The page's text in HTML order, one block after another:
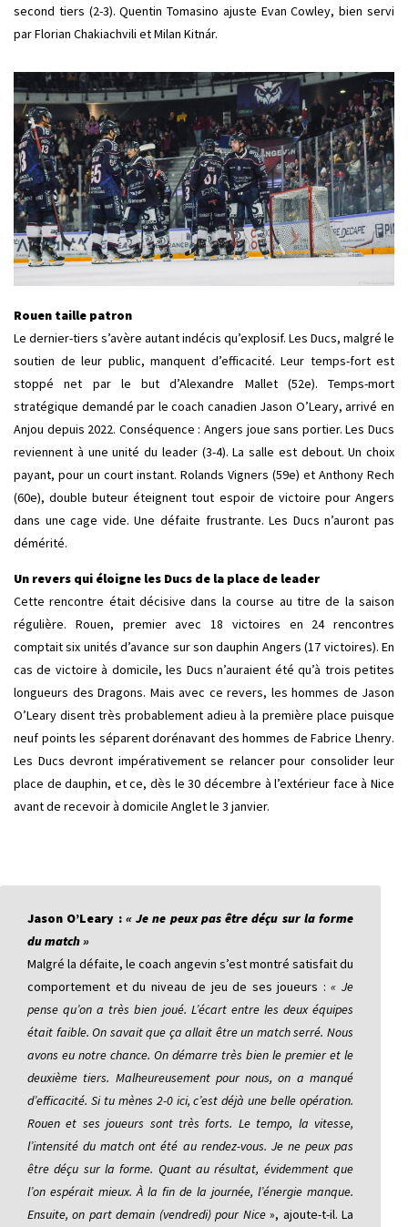
second tiers (2-3). Quentin Tomasino ajuste Evan Cowley, bien servi
par Florian Chakiachvili et Milan Kitnár.
Rouen taille patron
Le dernier-tiers s’avère autant indécis qu’explosif. Les Ducs, malgré le
soutien de leur public, manquent d’efficacité. Leur temps-fort est
stoppé net par le but d’Alexandre Mallet (52e). Temps-mort
stratégique demandé par le coach canadien Jason O’Leary, arrivé en
Anjou depuis 2022. Conséquence : Angers joue sans portier. Les Ducs
reviennent à une unité du leader (3-4). La salle est debout. Un choix
payant, pour un court instant. Rolands Vigners (59e) et Anthony Rech
(60e), double buteur éteignent tout espoir de victoire pour Angers
dans une cage vide. Une défaite frustrante. Les Ducs n’auront pas
démérité.
Un revers qui éloigne les Ducs de la place de leader
Cette rencontre était décisive dans la course au titre de la saison
régulière. Rouen, premier avec 18 victoires en 24 rencontres
comptait six unités d’avance sur son dauphin Angers (17 victoires). En
cas de victoire à domicile, les Ducs n’auraient été qu’à trois petites
longueurs des Dragons. Mais avec ce revers, les hommes de Jason
O’Leary disent très probablement adieu à la première place puisque
neuf points les séparent dorénavant des hommes de Fabrice Lhenry.
Les Ducs devront impérativement se relancer pour consolider leur
place de dauphin, et ce, dès le 30 décembre à l’extérieur face à Nice
avant de recevoir à domicile Anglet le 3 janvier.
Jason O’Leary : « Je ne peux pas être déçu sur la forme
du match »
Malgré la défaite, le coach angevin s’est montré satisfait du
comportement et du niveau de jeu de ses joueurs :« Je
pense qu’on a très bien joué. L’écart entre les deux équipes
était faible. On savait que ça allait être un match serré. Nous
avons eu notre chance. On démarre très bien le premier et le
deuxième tiers. Malheureusement pour nous, on a manqué
d’efficacité. Si tu mènes 2-0 ici, c’est déjà une belle opération.
Rouen et ses joueurs sont très forts. Le tempo, la vitesse,
l’intensité du match ont été au rendez-vous. Je ne peux pas
être déçu sur la forme. Quant au résultat, évidemment que
l’on espérait mieux. À la fin de la journée, l’énergie manque.
Ensuite, on part demain (vendredi) pour Nice», ajoute-t-il. La